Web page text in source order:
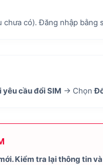
có). Đăng nhập bằng
yêu cầu đổi SIM → Chọn
Kiểm tra lại thông tin